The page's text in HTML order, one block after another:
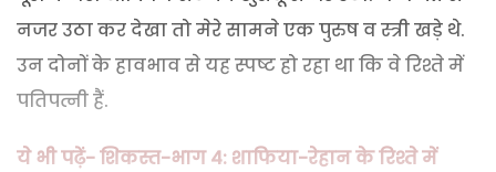
नजर उठा कर देखा तो मेरे सामने एक पुरुष व स्त्री खड़े थे.
उन दोनों के हावभाव से यह स्पष्ट हो रहा था कि वे रिश्ते में
पतिपत्नी हैं.
ये भी पढ़ें- शिकस्त-भाग 4: शाफिया-रेहान के रिश्ते में